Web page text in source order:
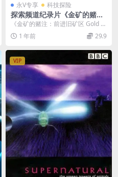
永V专享 科技探险
探索频道纪录片《金矿的赌
注：前进旧矿区/阿拉斯加大淘
金 Gold Rush Dave Turin’s L
ost Mine》第1-3季全43集 英
P/MP4/88.6G
《金矿的赌注：前进旧矿区 Gold R
ush Dave Turin’...
1 年前 29.9
VIP